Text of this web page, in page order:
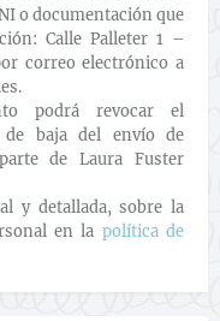
o documentación que
Calle Palleter 1 –
correo electrónico a
podrá revocar el
de baja del envío de
de Laura Fuster
y detallada, sobre la
en la política de